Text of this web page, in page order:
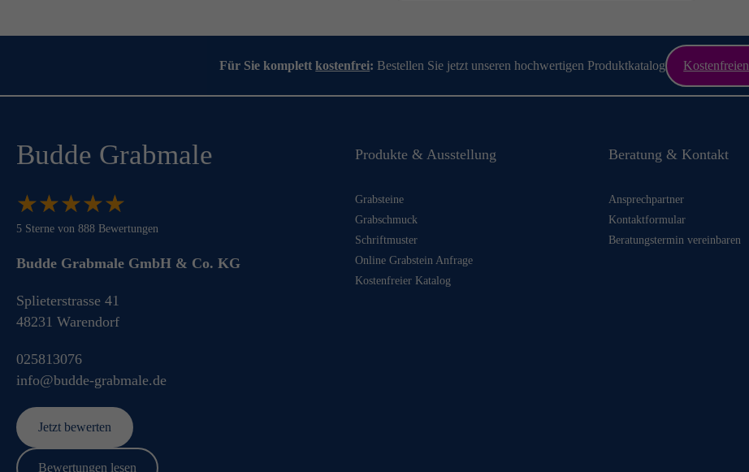
Für Sie komplettkostenfrei: Bestellen Sie jetzt unseren hochwertigen Produktkatalog Kostenfreien
Budde Grabmale
★★★★★
★★★★★
5 Sterne von 888 Bewertungen
Budde Grabmale GmbH & Co. KG
info@budde-grabmale.de
025813076
Splieterstrasse 41
48231 Warendorf
Jetzt bewerten
Bewertungen lesen
Produkte & Ausstellung
Grabsteine
Grabschmuck
Schriftmuster
Online Grabstein Anfrage
Kostenfreier Katalog
Beratung & Kontakt
Ansprechpartner
Kontaktformular
Beratungstermin vereinbaren